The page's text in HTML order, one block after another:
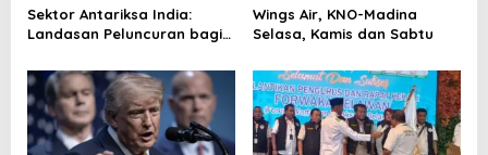
s
Sektor Antariksa India:
Landasan Peluncuran bagi
Wings Air, KNO-Madina
Selasa, Kamis dan Sabtu